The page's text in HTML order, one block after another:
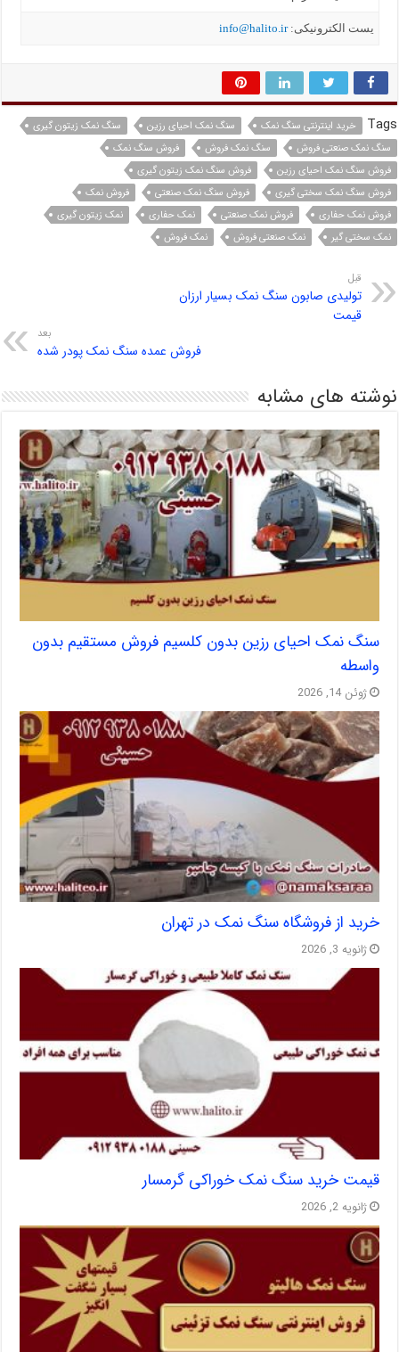
یست الکترونیکی:info@halito.ir
Tags خرید اینترنتی سنگ نمک سنگ نمک احیای رزین
سنگ نمک زیتون گیری
سنگ نمک صنعتی فروش
سنگ نمک فروش
فروش سنگ نمک
فروش سنگ نمک احیای رزین
فروش سنگ نمک زیتون گیری
فروش سنگ نمک سختی گیری
فروش سنگ نمک صنعتی
فروش نمک
فروش نمک حفاری
فروش نمک صنعتی نمک حفاری
نمک زیتون گیری
نمک سختی گیر
نمک صنعتی فروش نمک فروش
قبل
تولیدی صابون سنگ نمک بسیار ارزان
قیمت
بعد
فروش عمده سنگ نمک پودر شده
نوشته های مشابه
سنگ نمک احیای رزین بدون کلسیم فروش مستقیم بدون
واسطه
ژوئن 14, 2026
خرید از فروشگاه سنگ نمک در تهران
ژانویه 3, 2026
قیمت خرید سنگ نمک خوراکی گرمسار
ژانویه 2, 2026